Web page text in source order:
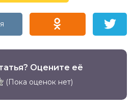
Оцените её
(Пока оценок нет)